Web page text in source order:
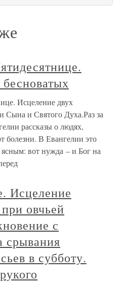
Исцеление двух
Сына и Святого Духа.Раз за
рассказы о людях,
болезни. В Евангелии это
вот нужда – и Бог на
Исцеление
овчьей
с
срывания
в субботу.